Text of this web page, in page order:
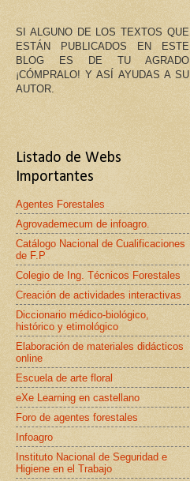
SI ALGUNO DE LOS TEXTOS QUE
ESTÁN PUBLICADOS EN ESTE
BLOG ES DE TU AGRADO
¡CÓMPRALO! Y ASÍ AYUDAS A SU
AUTOR.
Listado de Webs
Importantes
Agentes Forestales
Agrovademecum de infoagro.
Catálogo Nacional de Cualificaciones
de F.P
Colegio de Ing. Técnicos Forestales
Creación de actividades interactivas
Diccionario médico-biológico,
histórico y etimológico
Elaboración de materiales didácticos
online
Escuela de arte floral
eXe Learning en castellano
Foro de agentes forestales
Infoagro
Instituto Nacional de Seguridad e
Higiene en el Trabajo